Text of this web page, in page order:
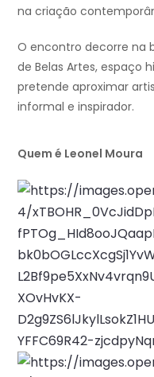
na criação
O encontro decorre na
de Belas Artes, espaço
pretende aproximar
informal e inspirador.
Quem é Leonel Moura